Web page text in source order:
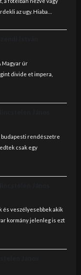
az ugy. Hiaba…
Magyar úr
divide et impera,
budapesti rendészetre
csak egy
és veszélyesebbek akik
kormány jelenleg is ezt